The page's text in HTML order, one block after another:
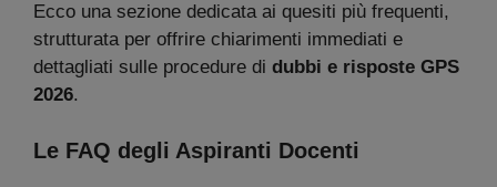
Ecco una sezione dedicata ai quesiti più frequenti,
strutturata per offrire chiarimenti immediati e
dettagliati sulle procedure di dubbi e risposte GPS
2026.
Le FAQ degli Aspiranti Docenti